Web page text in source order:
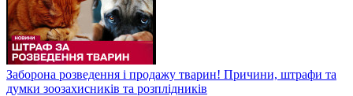
Заборона розведення і продажу тварин! Причини, штрафи та
думки зоозахисників та розплідників